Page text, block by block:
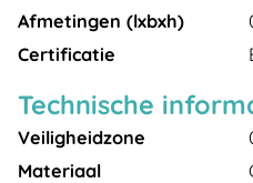
Afmetingen (lxbxh)
Certificatie
Technische
Veiligheidzone
Materiaal